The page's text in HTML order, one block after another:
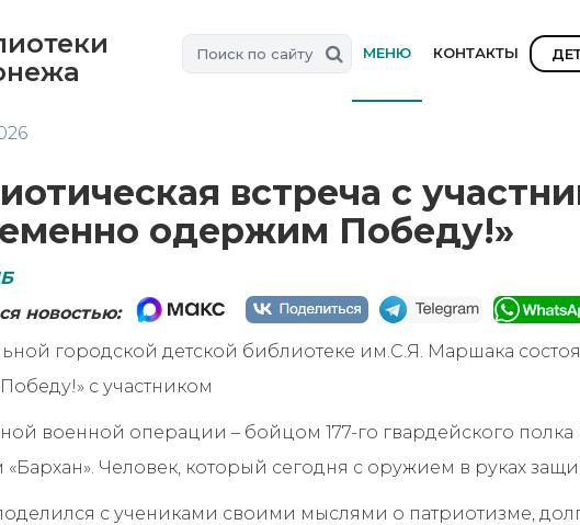
МЕНЮ КОНТАКТЫ
встреча с
одержим Победу!»
новостью:
городской детской библиотеке им.С.Я. Маршака
с участником
военной операции – бойцом 177-го гвардейского
Человек, который сегодня с оружием в руках
с учениками своими мыслями о патриотизме,